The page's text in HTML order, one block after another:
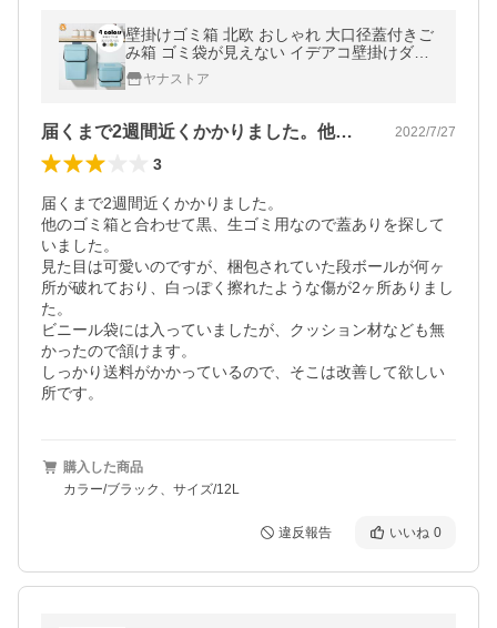
壁掛けゴミ箱 北欧 おしゃれ 大口径蓋付きご
み箱 ゴミ袋が見えない イデアコ壁掛けダス
トボックスぶら下げ貼り付け蓋つき 大容量
生ごみ ごみ箱 家庭用 4色
ヤナストア
届くまで2週間近くかかりました。他のゴ… 2022/7/27
3
届くまで2週間近くかかりました。
他のゴミ箱と合わせて黒、生ゴミ用なので蓋ありを探して
いました。
見た目は可愛いのですが、梱包されていた段ボールが何ヶ
所が破れており、白っぽく擦れたような傷が2ヶ所ありまし
た。
ビニール袋には入っていましたが、クッション材なども無
かったので頷けます。
しっかり送料がかかっているので、そこは改善して欲しい
所です。
購入した商品
カラー/ブラック、サイズ/12L
違反報告 いいね 0